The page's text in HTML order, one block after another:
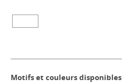
Motifs et couleurs disponibles